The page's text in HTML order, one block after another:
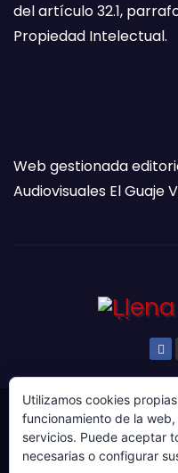
del artículo 32.1,
Propiedad Intelectual.
Web gestionada
Audiovisuales El Guaje
© Copyright 2024.
Web gestionada por
Utilizamos cookies
funcionamiento de la
servicios. Puede aceptar
necesarias o configurar